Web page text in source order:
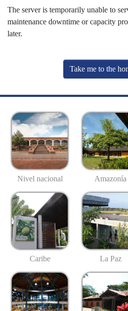
The server is temporarily unable to
maintenance downtime or capacity
later.
Take me to the
Nivel nacional Amazonía
Caribe La Paz